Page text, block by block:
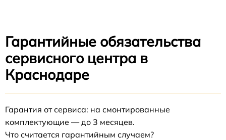
Гарантийные обязательства
сервисного центра в
Краснодаре
Гарантия от сервиса: на смонтированные
комплектующие — до 3 месяцев.
Что считается гарантийным случаем?